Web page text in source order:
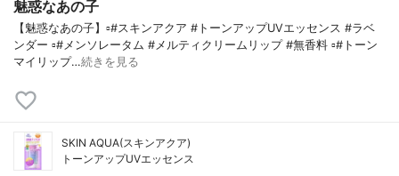
魅惑なあの子
【魅惑なあの子】▫️#スキンアクア #トーンアップUVエッセンス #ラベ
ンダー ▫️#メンソレータム #メルティクリームリップ #無香料 ▫️#トーン
マイリップ…続きを見る
SKIN AQUA(スキンアクア)
トーンアップUVエッセンス